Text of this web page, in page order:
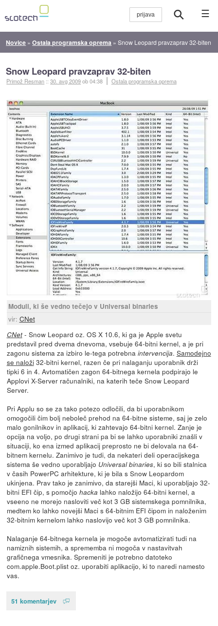
☰
Novice »Ostala programska oprema »Snow Leopard pravzaprav 32-biten
Snow Leopard pravzaprav 32-biten
Primož Resman ::30. avg 2009ob 04:38 Ostala programska oprema
Moduli, ki še vedno tečejo v Universal binaries
vir: CNet
CNet- Snow Leopard oz. OS X 10.6, ki ga je Apple svetu
predstavil pred dvema dnevoma, vsebuje 64-bitni kernel, a je pri
zagonu sistema za izbiro le-tega potrebna intervencija. Samodejno
se naloži32-bitni kernel, razen če pri nalaganju uporabnik drži
tipki 6 in 4. Avtomatičen zagon 64-bitnega kernela podpirajo le
Applovi X-Server računalniki, na katerih teče Snow Leopard
Server.
Pri Applu so se za tako potezo odločili, da bi uporabnikom
omogočili čim bolj neboleč prehod na 64-bitne sisteme, saj je zelo
malo gonilnikov in aplikacij, ki zahtevajo 64-bitni kernel. Zanje je
opcija na voljo, po drugi strani pa bi se lahko uporabniki znašli v
situaciji, ko ena izmed aplikacij preprosto ne bi delovala na 64-
bitnem kernelu. Zanimivo je tudi, da nekateri deli operacijskega
sistema še vedno uporabljajo Universal binaries, ki so bili stalnica
v časih PowerPC arhitekture, ki je bila s Snow Leopardom
ukinjena. Prav tako je zanimivo, da starejši Maci, ki uporabljajo 32-
bitni EFI čip, s pomočjo hacka lahko naložijo 64-bitni kernel, a
vseeno ne morejo nasloviti več kot 3 GB sistemskega pomnilnika,
medtem ko lahko novejši Maci s 64-bitnim EFI čipom in naloženim
32-bitnim kernelom lahko naslovijo več kot 3 GB pomnilnika.
Nalaganje 64-bitnega kernela je mogoče avtomatizirati tudi na
namiznih sistemih, a sprememba ni mogoča v nastavitvah
grafičnega vmesnika. Spremeniti je potrebno datoteko
com.apple.Boot.plist oz. uporabiti aplikacijo, ki to naredi namesto
vas.
51 komentarjev